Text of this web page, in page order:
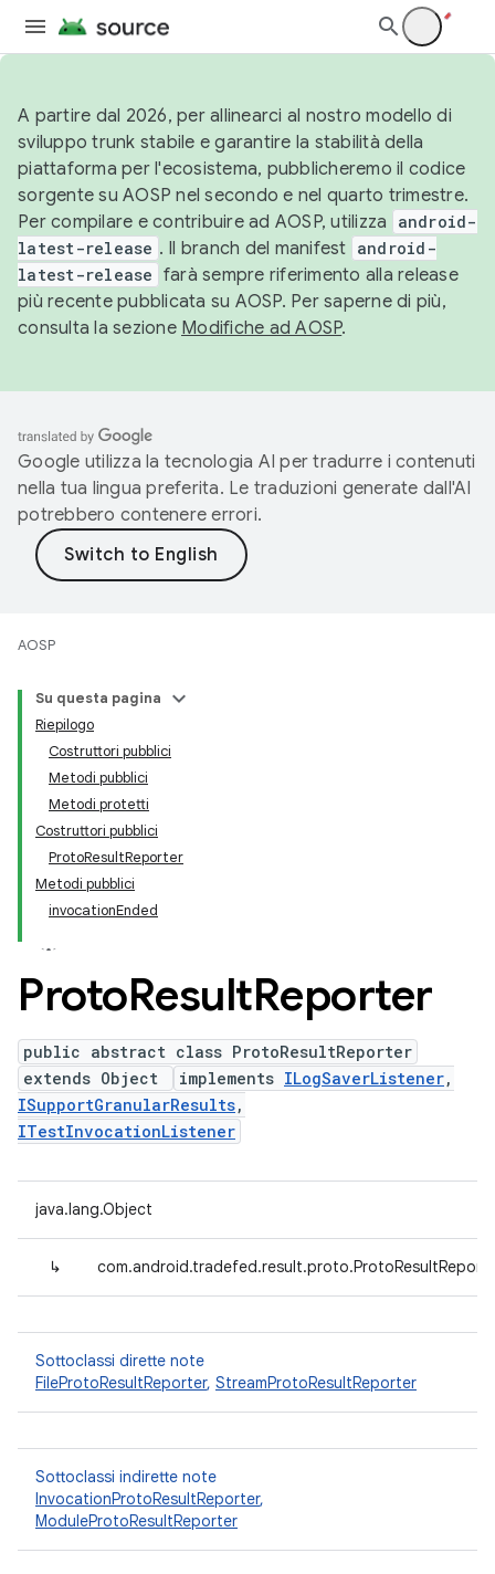
A partire dal 2026, per allinearci al nostro modello di
sviluppo trunk stabile e garantire la stabilità della
piattaforma per l'ecosistema, pubblicheremo il codice
sorgente su AOSP nel secondo e nel quarto trimestre.
Per compilare e contribuire ad AOSP, utilizza
android-
latest-release . Il branch del manifest android-
latest-release farà sempre riferimento alla release
più recente pubblicata su AOSP. Per saperne di più,
consulta la sezione Modifiche ad AOSP.
Google utilizza la tecnologia AI per tradurre i contenuti
nella tua lingua preferita. Le traduzioni generate dall'AI
potrebbero contenere errori.
AOSP
Su questa pagina
Riepilogo
Costruttori pubblici
Metodi pubblici
Metodi protetti
Costruttori pubblici
ProtoResultReporter
Metodi pubblici
invocationEnded
ProtoResultReporter
public abstract class ProtoResultReporter
extends Object
implements ILogSaverListener,
ISupportGranularResults,
ITestInvocationListener
java.lang.Object
↳
Sottoclassi dirette note
FileProtoResultReporter, StreamProtoResultReporter
Sottoclassi indirette note
InvocationProtoResultReporter,
ModuleProtoResultReporter